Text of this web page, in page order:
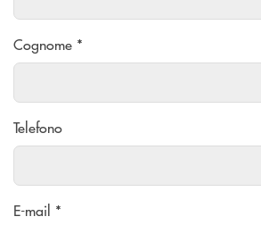
Cognome *
Telefono
E-mail *